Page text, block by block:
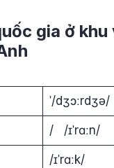
gia ở khu
ˈ/dʒɔːrdʒə/
/ /ɪˈrɑːn/
/ɪˈrɑːk/